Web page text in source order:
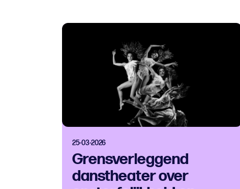
25-03-2026
Grensverleggend
danstheater over